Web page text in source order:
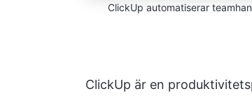
ClickUp automatiserar
ClickUp är en